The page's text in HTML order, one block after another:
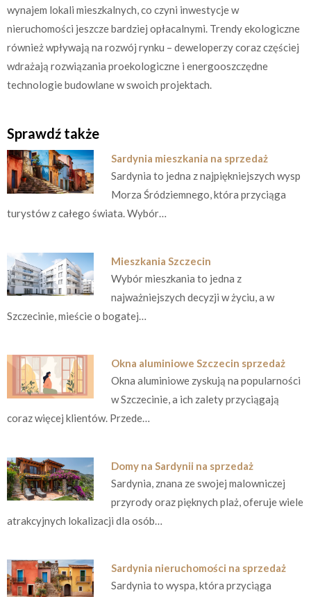
wynajem lokali mieszkalnych, co czyni inwestycje w
nieruchomości jeszcze bardziej opłacalnymi. Trendy ekologiczne
również wpływają na rozwój rynku – deweloperzy coraz częściej
wdrażają rozwiązania proekologiczne i energooszczędne
technologie budowlane w swoich projektach.
Sprawdź także
Sardynia mieszkania na sprzedaż
Sardynia to jedna z najpiękniejszych wysp
Morza Śródziemnego, która przyciąga
turystów z całego świata. Wybór…
Mieszkania Szczecin
Wybór mieszkania to jedna z
najważniejszych decyzji w życiu, a w
Szczecinie, mieście o bogatej…
Okna aluminiowe Szczecin sprzedaż
Okna aluminiowe zyskują na popularności
w Szczecinie, a ich zalety przyciągają
coraz więcej klientów. Przede…
Domy na Sardynii na sprzedaż
Sardynia, znana ze swojej malowniczej
przyrody oraz pięknych plaż, oferuje wiele
atrakcyjnych lokalizacji dla osób…
Sardynia nieruchomości na sprzedaż
Sardynia to wyspa, która przyciąga